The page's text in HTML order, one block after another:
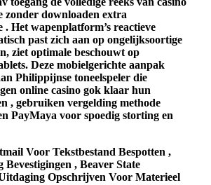
zonder downloaden extra
Het wapenplatform’s reactieve
past zich aan op ongelijksoortige
ziet optimale beschouwt op
Deze mobielgerichte aanpak
Philippijnse toneelspeler die
online casino gok klaar hun
, gebruiken vergelding methode
PayMaya voor spoedig storting en
Voor Tekstbestand Bespotten ,
Bevestigingen , Beaver State
Opschrijven Voor Materieel